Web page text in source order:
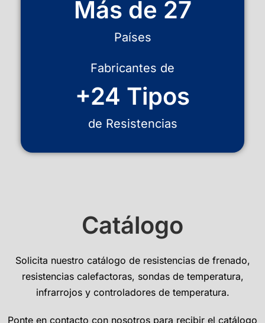
Más de 27
Países
Fabricantes de
+24 Tipos
de Resistencias
Catálogo
Solicita nuestro catálogo de resistencias de frenado,
resistencias calefactoras, sondas de temperatura,
infrarrojos y controladores de temperatura.
Ponte en contacto con nosotros para recibir el catálogo